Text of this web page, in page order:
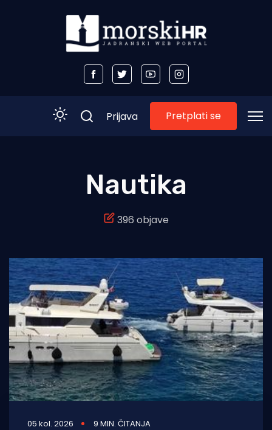
Otoci
Turizam i nautika
Pomorstvo
Ribolov
Ekologija
Tradicija i kultura
Prijava Pretplati se
Nautika
396 objave
05 kol. 2026 9 MIN. ČITANJA